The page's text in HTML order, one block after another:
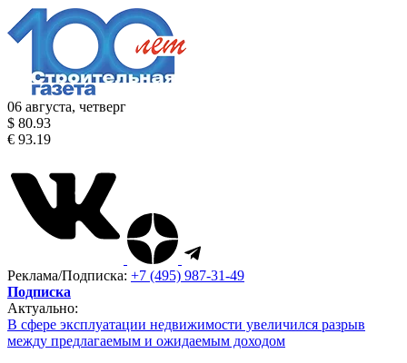
06 августа, четверг
$ 80.93
€ 93.19
Реклама/Подписка: +7 (495) 987-31-49
Подписка
Актуально:
В сфере эксплуатации недвижимости увеличился разрыв
между предлагаемым и ожидаемым доходом